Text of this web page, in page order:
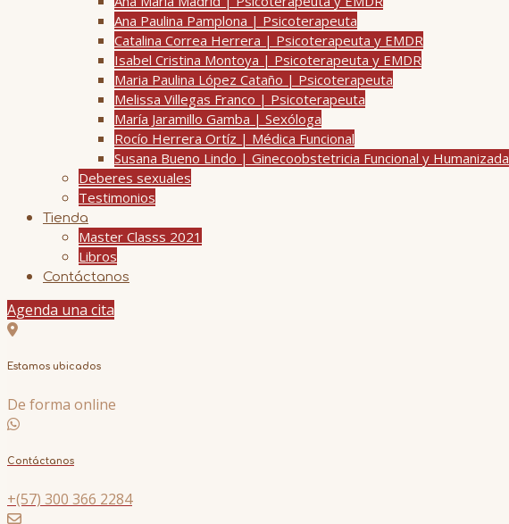
Ana Paulina Pamplona | Psicoterapeuta
Catalina Correa Herrera | Psicoterapeuta y EMDR
Isabel Cristina Montoya | Psicoterapeuta y EMDR
Maria Paulina López Cataño | Psicoterapeuta
Melissa Villegas Franco | Psicoterapeuta
María Jaramillo Gamba | Sexóloga
Rocío Herrera Ortíz | Médica Funcional
Susana Bueno Lindo | Ginecoobstetricia Funcional y Humanizada
Deberes sexuales
Testimonios
Tienda
Master Classs 2021
Libros
Contáctanos
Agenda una cita
Estamos ubicados
De forma online
Contáctanos
+(57) 300 366 2284